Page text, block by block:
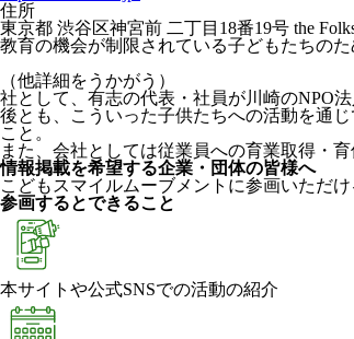
住所
東京都 渋谷区神宮前 二丁目18番19号 the
教育の機会が制限されている子どもたちの
（他詳細をうかがう）
社として、有志の代表・社員が川崎のNPO
後とも、こういった子供たちへの活動を通
こと。
また、会社としては従業員への育業取得・
情報掲載を希望する企業・団体の皆様へ
こどもスマイルムーブメントに参画いただ
参画するとできること
本サイトや公式SNSでの活動の紹介